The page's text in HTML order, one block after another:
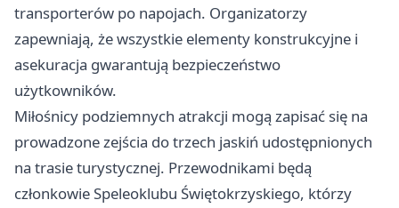
transporterów po napojach. Organizatorzy
zapewniają, że wszystkie elementy konstrukcyjne i
asekuracja gwarantują bezpieczeństwo
użytkowników.
Miłośnicy podziemnych atrakcji mogą zapisać się na
prowadzone zejścia do trzech jaskiń udostępnionych
na trasie turystycznej. Przewodnikami będą
członkowie Speleoklubu Świętokrzyskiego, którzy